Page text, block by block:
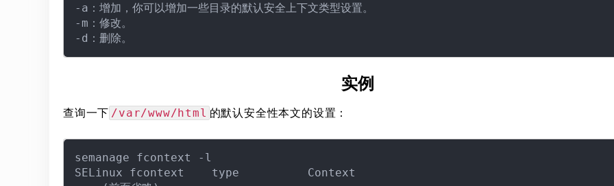
-a：增加，你可以增加一些目录的默认安全上下文类型设置。
-m：修改。
实例
查询一下 /var/www/html 的默认安全性本文的设置：
semanage fcontext -l
SELinux fcontext    type          Context